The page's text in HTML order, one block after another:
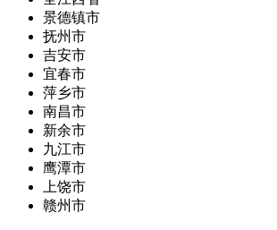
景德镇市
抚州市
吉安市
宜春市
萍乡市
南昌市
新余市
九江市
鹰潭市
上饶市
赣州市